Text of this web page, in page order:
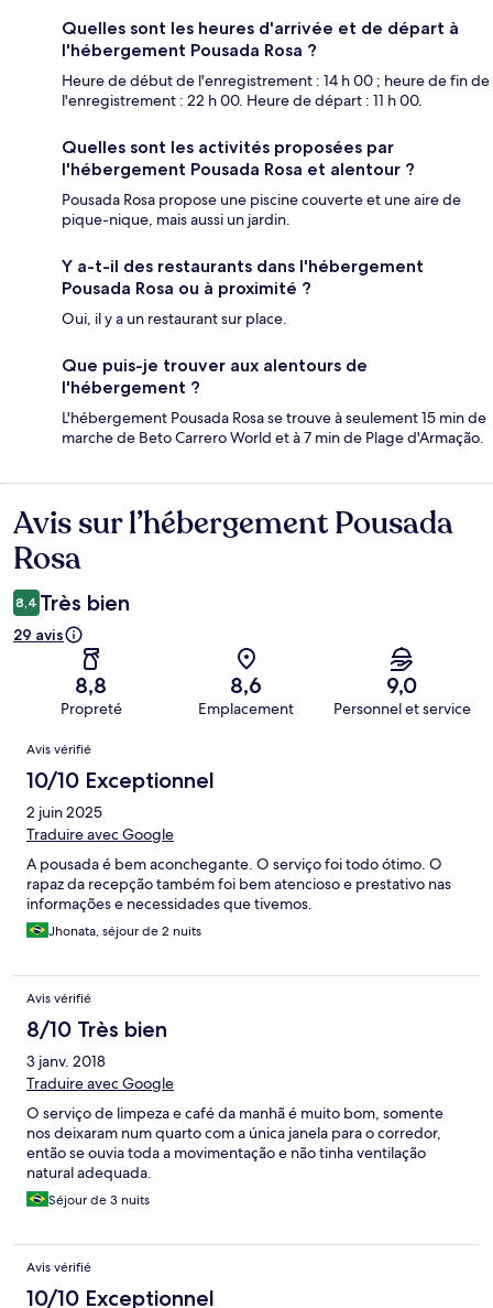
Quelles sont les heures d'arrivée et de départ à
l'hébergement Pousada Rosa ?
Heure de début de l'enregistrement : 14 h 00 ; heure de fin de
l'enregistrement : 22 h 00. Heure de départ : 11 h 00.
Quelles sont les activités proposées par
l'hébergement Pousada Rosa et alentour ?
Pousada Rosa propose une piscine couverte et une aire de
pique-nique, mais aussi un jardin.
Y a-t-il des restaurants dans l'hébergement
Pousada Rosa ou à proximité ?
Oui, il y a un restaurant sur place.
Que puis-je trouver aux alentours de
l'hébergement ?
L'hébergement Pousada Rosa se trouve à seulement 15 min de
marche de Beto Carrero World et à 7 min de Plage d'Armação.
Avis
Avis sur l’hébergement Pousada
Rosa
8,4 Très bien
29 avis
8,8
Propreté
8,6
Emplacement
9,0
Personnel et service
Avis
Avis vérifié
10/10 Exceptionnel
2 juin 2025
Traduire avec Google
A pousada é bem aconchegante. O serviço foi todo ótimo. O
rapaz da recepção também foi bem atencioso e prestativo nas
informações e necessidades que tivemos.
Jhonata, séjour de 2 nuits
Avis vérifié
8/10 Très bien
3 janv. 2018
Traduire avec Google
O serviço de limpeza e café da manhã é muito bom, somente
nos deixaram num quarto com a única janela para o corredor,
então se ouvia toda a movimentação e não tinha ventilação
natural adequada.
Séjour de 3 nuits
Avis vérifié
10/10 Exceptionnel